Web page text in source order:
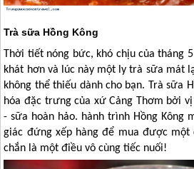
Trà sữa Hồng Kông
Thời tiết nóng bức, khó chịu của tháng
khát hơn và lúc này một ly trà sữa mát
không thể thiếu dành cho bạn. Trà sữa
hóa đặc trưng của xứ Cảng Thơm bởi
- sữa hoàn hảo. hành trình Hồng Kông
giác đứng xếp hàng để mua được một
chắn là một điều vô cùng tiếc nuối!